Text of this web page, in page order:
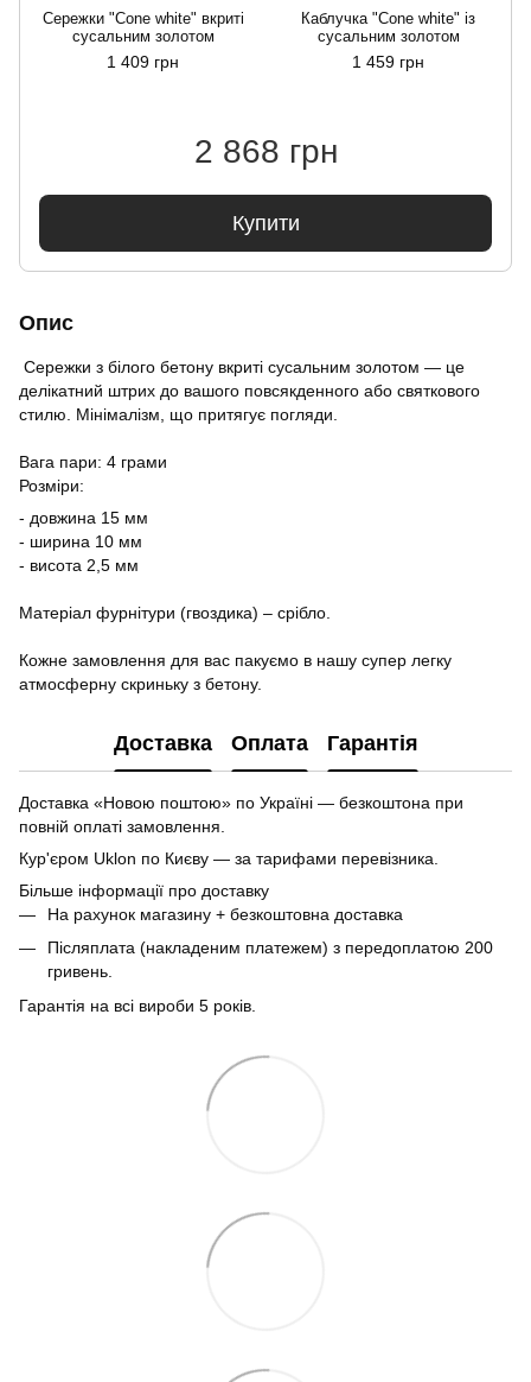
Сережки "Cone white" вкриті
сусальним золотом
1 409 грн
Каблучка "Cone white" із
сусальним золотом
1 459 грн
2 868 грн
Купити
Опис
Сережки з білого бетону вкриті сусальним золотом — це
делікатний штрих до вашого повсякденного або святкового
стилю. Мінімалізм, що притягує погляди.
Вага пари: 4 грами
Розміри:
- довжина 15 мм
- ширина 10 мм
- висота 2,5 мм
Матеріал фурнітури (гвоздика) – срібло.
Кожне замовлення для вас пакуємо в нашу супер легку
атмосферну скриньку з бетону.
Доставка Оплата Гарантія
Доставка «Новою поштою» по Україні — безкоштона при
повній оплаті замовлення.
Кур'єром Uklon по Києву — за тарифами перевізника.
Більше інформації про доставку
На рахунок магазину + безкоштовна доставка
Післяплата (накладеним платежем) з передоплатою 200
гривень.
Гарантія на всі вироби 5 років.